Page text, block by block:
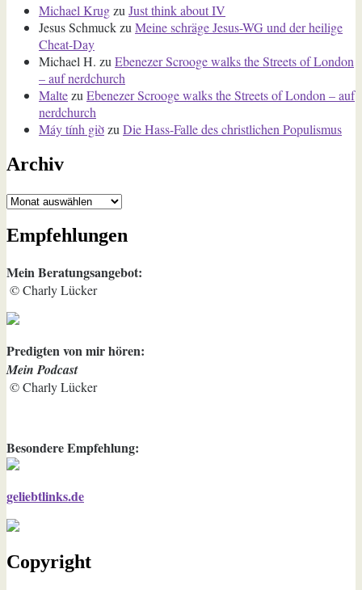
Michael Krugzu Just think about IV
Jesus Schmuckzu Meine schräge Jesus-WG und der heilige
Cheat-Day
Michael H. zu Ebenezer Scrooge walks the Streets of London
– auf nerdchurch
Maltezu Ebenezer Scrooge walks the Streets of London – auf
nerdchurch
Máy tính giờzu Die Hass-Falle des christlichen Populismus
Archiv
Archiv
Empfehlungen
Mein Beratungsangebot:
© Charly Lücker
Predigten von mir hören:
Mein Podcast
© Charly Lücker
Besondere Empfehlung:
geliebtlinks.de
Copyright